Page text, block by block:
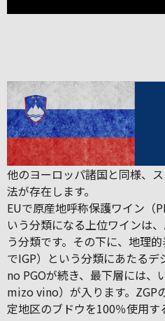
他のヨーロッパ諸国と同様、
法が存在します。
EUで原産地呼称保護ワイン（
いう分類になる上位ワインは
う分類です。その下に、地理
でIGP）という分類にあたる
no PGOが続き、最下層には、
mizo vino）が入ります。ZGP
定地区のブドウを100％使用す